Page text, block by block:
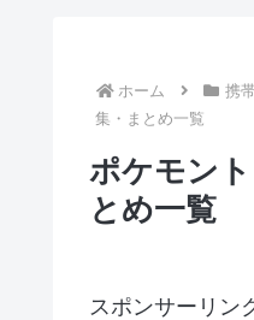
ホーム 携
集・まとめ一覧
ポケモン
とめ一覧
スポンサーリン